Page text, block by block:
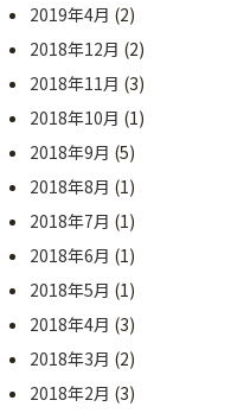
2019年4月 (2)
2018年12月 (2)
2018年11月 (3)
2018年10月 (1)
2018年9月 (5)
2018年8月 (1)
2018年7月 (1)
2018年6月 (1)
2018年5月 (1)
2018年4月 (3)
2018年3月 (2)
2018年2月 (3)